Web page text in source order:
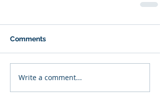
Comments
Write a comment...